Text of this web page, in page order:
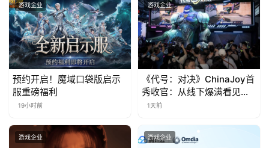
日
游
茶
对
接
上
游戏企业
预约开启！魔域口袋版启示
服重磅福利
19小时前
游戏企业
《代号：对决》ChinaJoy首
秀收官：从线下爆满看见玩
家的真实期待
1天前
游戏企业 游戏企业